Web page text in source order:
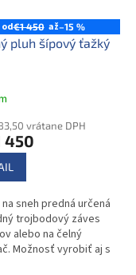
od€1 450 až–15 %
pluh šípový ťažký
vrátane DPH
450
sneh predná určená
trojbodový záves
alebo na čelný
Možnosť vyrobiť aj s